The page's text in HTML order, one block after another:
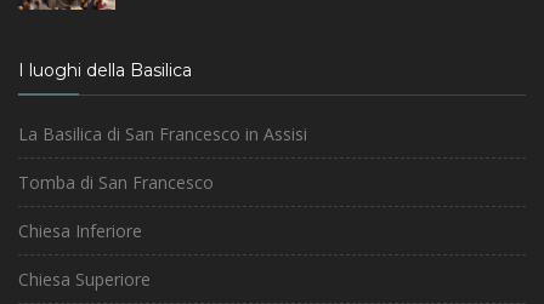
I luoghi della Basilica
La Basilica di San Francesco in Assisi
Tomba di San Francesco
Chiesa Inferiore
Chiesa Superiore